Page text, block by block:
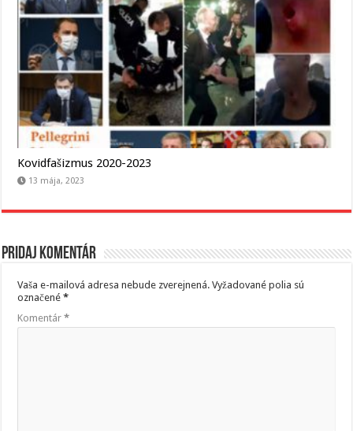
Kovidfašizmus 2020-2023
13 mája, 2023
Pridaj komentár
Vaša e-mailová adresa nebude zverejnená. Vyžadované polia sú
označené*
Komentár*